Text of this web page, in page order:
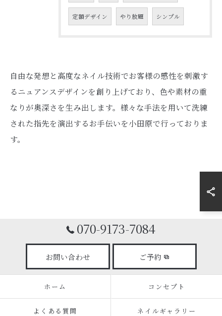
定額デザイン やり放題 シンプル
自由な発想と高度なネイル技術でお客様の感性を刺激す
るニュアンスデザインを創り上げており、色や素材の重
なりが奥深さを生み出します。様々な手法を用いて洗練
された指先を演出するお手伝いを小田原で行っておりま
す。
070-9173-7084
お問い合わせ ご予約
ホーム コンセプト
よくある質問 ネイルギャラリー